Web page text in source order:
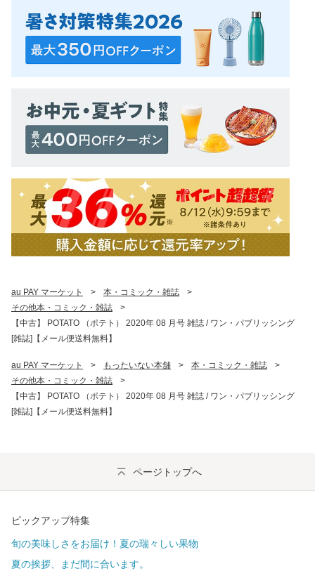
au PAY マーケット > 本・コミック・雑誌
>
その他本・コミック・雑誌
>
【中古】 POTATO （ポテト） 2020年 08 月号 雑誌 / ワン・パブリッシング
[雑誌]【メール便送料無料】
au PAY マーケット > もったいない本舗 > 本・コミック・雑誌
>
その他本・コミック・雑誌
>
【中古】 POTATO （ポテト） 2020年 08 月号 雑誌 / ワン・パブリッシング
[雑誌]【メール便送料無料】
ページトップへ
ピックアップ特集
旬の美味しさをお届け！夏の瑞々しい果物
夏の挨拶、まだ間に合います。